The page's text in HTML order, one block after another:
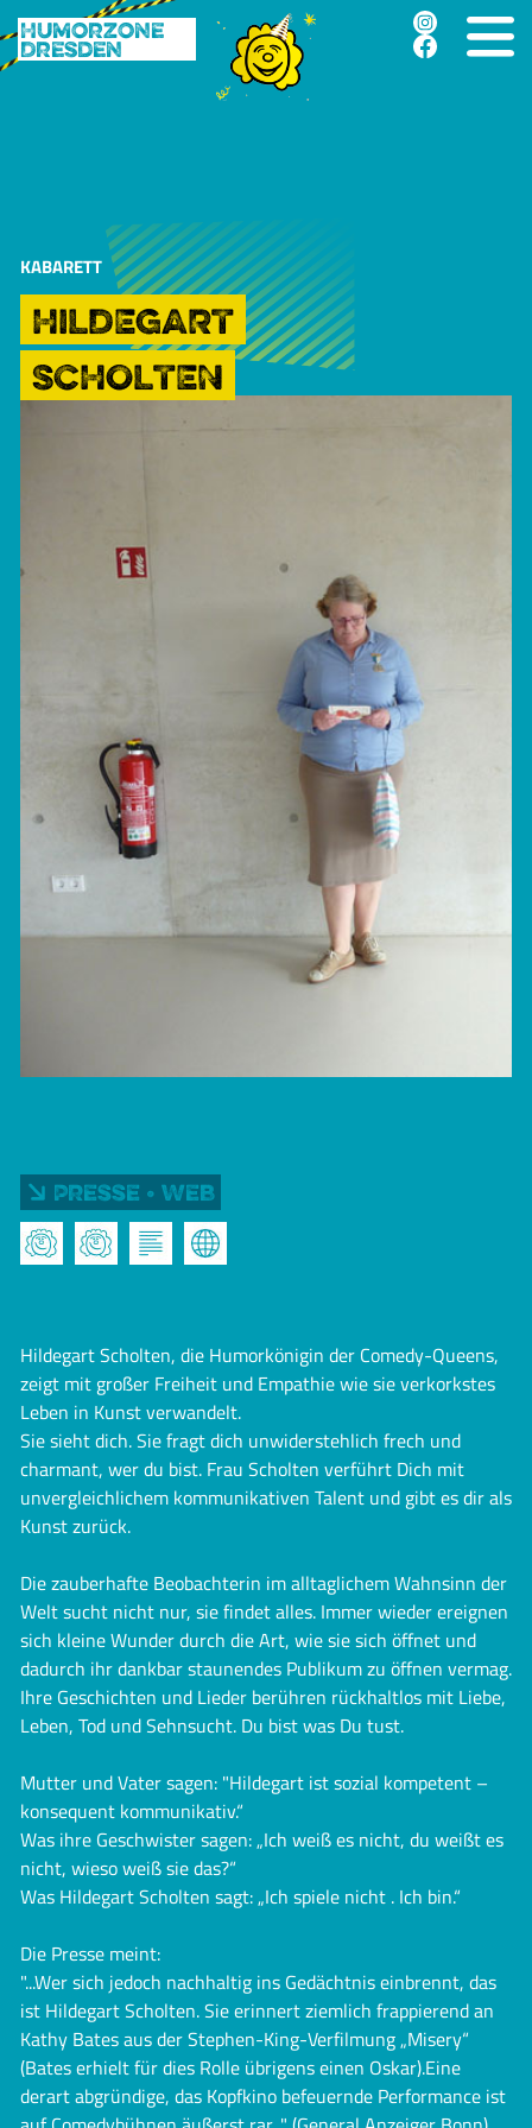
Humorzone
Dresden
KABARETT
HILDEGART
SCHOLTEN
Presse • Web
Hildegart Scholten, die Humorkönigin der Comedy-Queens,
zeigt mit großer Freiheit und Empathie wie sie verkorkstes
Leben in Kunst verwandelt.
Sie sieht dich. Sie fragt dich unwiderstehlich frech und
charmant, wer du bist. Frau Scholten verführt Dich mit
unvergleichlichem kommunikativen Talent und gibt es dir als
Kunst zurück.
Die zauberhafte Beobachterin im alltaglichem Wahnsinn der
Welt sucht nicht nur, sie findet alles. Immer wieder ereignen
sich kleine Wunder durch die Art, wie sie sich öffnet und
dadurch ihr dankbar staunendes Publikum zu öffnen vermag.
Ihre Geschichten und Lieder berühren rückhaltlos mit Liebe,
Leben, Tod und Sehnsucht. Du bist was Du tust.
Mutter und Vater sagen: "Hildegart ist sozial kompetent –
konsequent kommunikativ.“
Was ihre Geschwister sagen: „Ich weiß es nicht, du weißt es
nicht, wieso weiß sie das?“
Was Hildegart Scholten sagt: „Ich spiele nicht . Ich bin.“
Die Presse meint:
"...Wer sich jedoch nachhaltig ins Gedächtnis einbrennt, das
ist Hildegart Scholten. Sie erinnert ziemlich frappierend an
Kathy Bates aus der Stephen-King-Verfilmung „Misery“
(Bates erhielt für dies Rolle übrigens einen Oskar).Eine
derart abgründige, das Kopfkino befeuernde Performance ist